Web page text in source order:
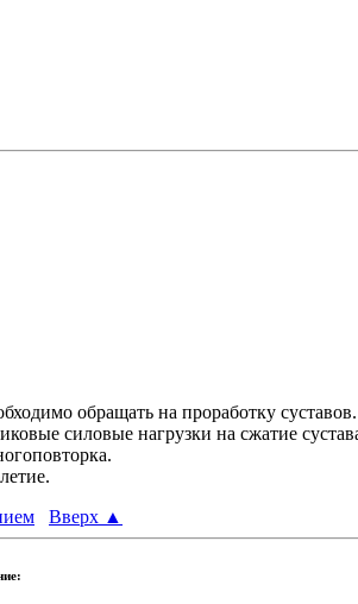
обращать на проработку суставов.
силовые нагрузки на сжатие
Вверх ▲